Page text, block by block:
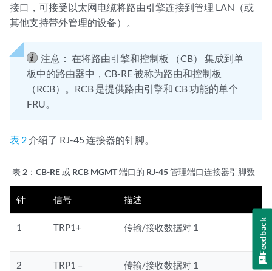
接口，可接受以太网电缆将路由引擎连接到管理 LAN（或
其他支持带外管理的设备）。
注意： 在将路由引擎和控制板 （CB） 集成到单
板中的路由器中，CB-RE 被称为路由和控制板
（RCB）。RCB 是提供路由引擎和 CB 功能的单个
FRU。
表 2介绍了 RJ-45 连接器的针脚。
表 2： CB-RE 或 RCB MGMT 端口的 RJ-45 管理端口连接器引脚数
针 信号 描述
1 TRP1+ 传输/接收数据对 1
2 TRP1 – 传输/接收数据对 1
Feedback